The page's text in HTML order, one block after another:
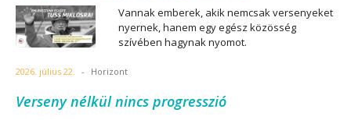
Vannak emberek, akik nemcsak versenyeket
nyernek, hanem egy egész közösség
szívében hagynak nyomot.
2026. július 22. - Horizont
Verseny nélkül nincs progresszió